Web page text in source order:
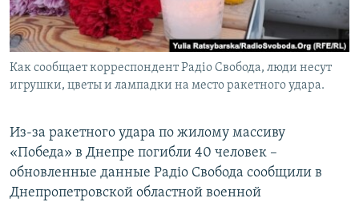
ПОБЕДИТЕЛЕЙ НЕ СУДЯТ?
КРЫМ.НЕПОКОРЕННЫЙ
ELIFBE
ПРИСОЕДИНЯЙТЕСЬ!
Как сообщает корреспондент Радіо Свобода, люди несут
игрушки, цветы и лампадки на место ракетного удара.
Из-за ракетного удара по жилому массиву
«Победа» в Днепре погибли 40 человек –
обновленные данные Радіо Свобода сообщили в
Днепропетровской областной военной